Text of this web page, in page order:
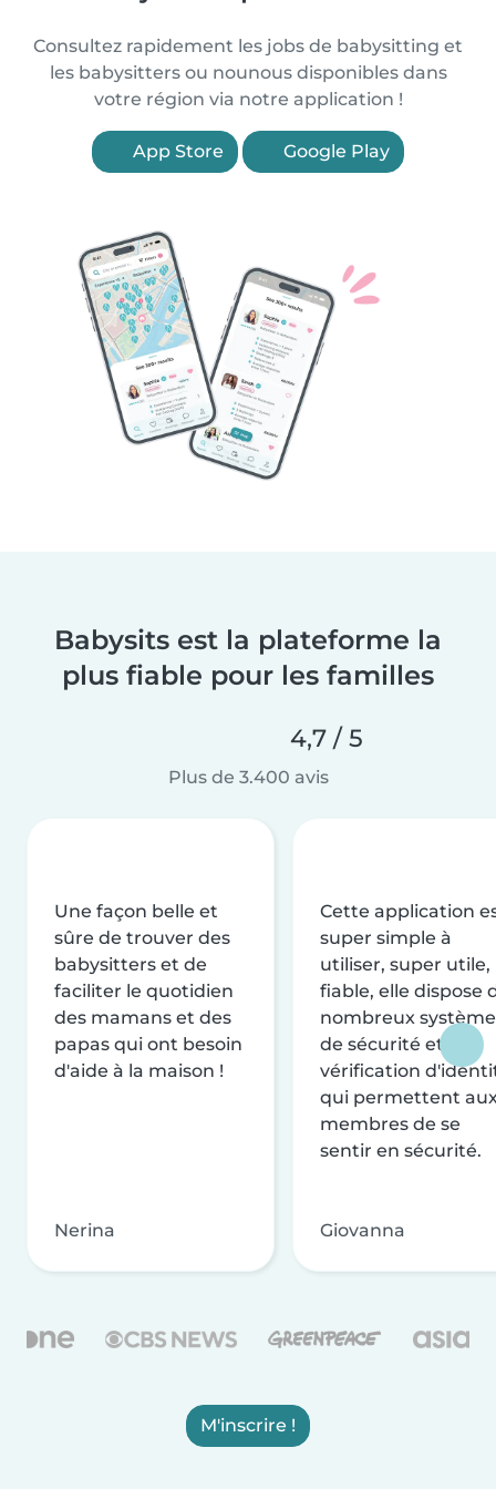
Consultez rapidement les jobs de babysitting et
les babysitters ou nounous disponibles dans
votre région via notre application !
App Store Google Play
Babysits est la plateforme la
plus fiable pour les familles
4,7 / 5
Plus de 3.400 avis
Une façon belle et
sûre de trouver des
babysitters et de
faciliter le quotidien
des mamans et des
papas qui ont besoin
d'aide à la maison !
Nerina
Cette application
super simple à
utiliser, super utile,
fiable, elle dispose
nombreux
de sécurité et de
vérification
qui permettent
membres de se
sentir en sécurité.
Giovanna
M'inscrire !